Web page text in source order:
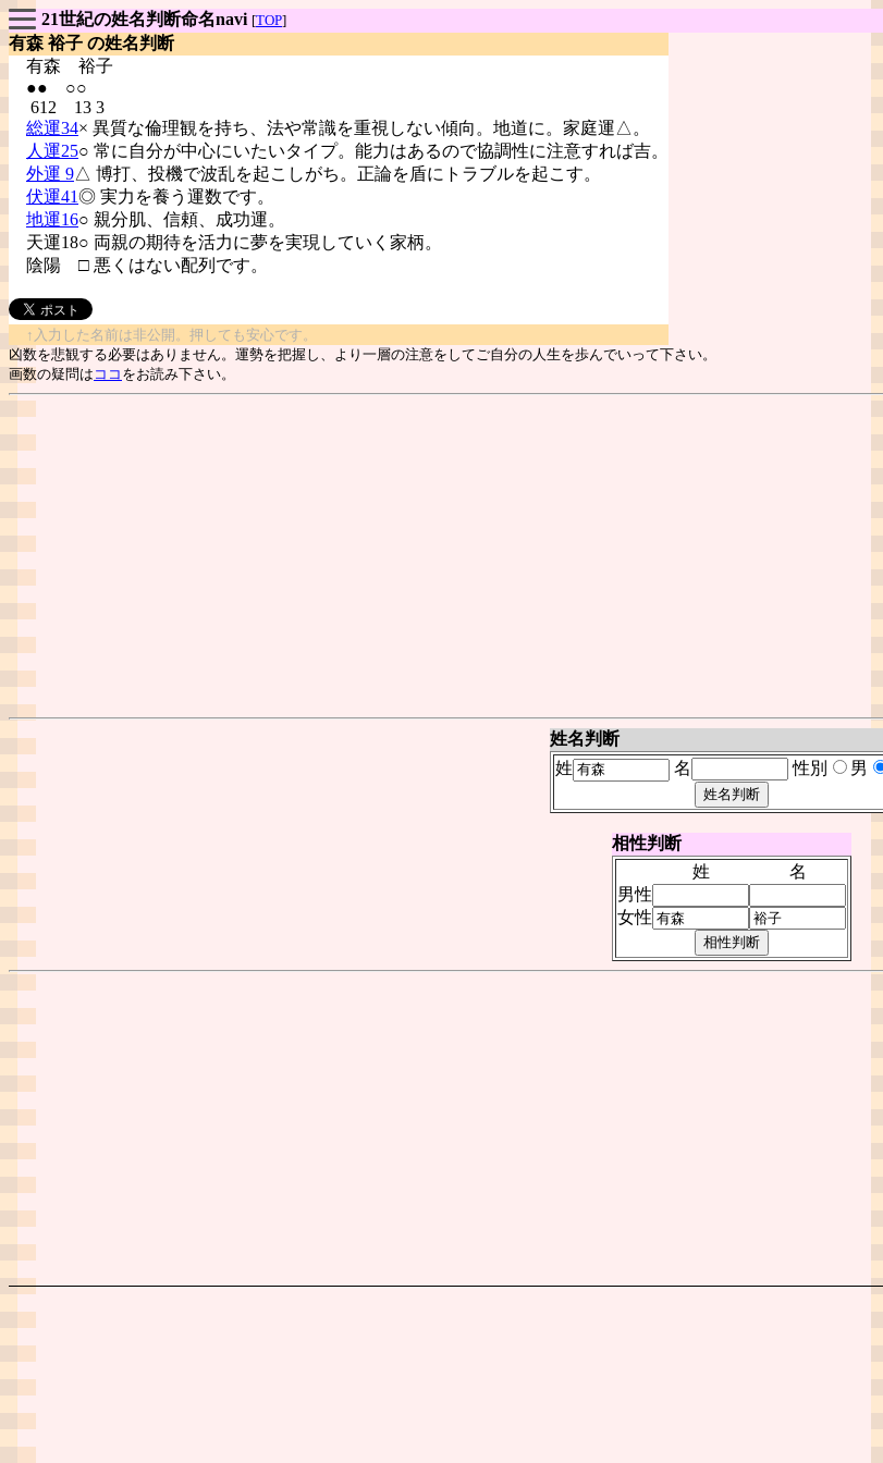
21世紀の姓名判断命名navi [TOP]
有森 裕子 の姓名判断
有森 裕子
●● ○○
612 13 3
総運34× 異質な倫理観を持ち、法や常識を重視しない傾向。地道に。家庭運△。
人運25○ 常に自分が中心にいたいタイプ。能力はあるので協調性に注意すれば吉。
外運 9△ 博打、投機で波乱を起こしがち。正論を盾にトラブルを起こす。
伏運41◎ 実力を養う運数です。
地運16○ 親分肌、信頼、成功運。
天運18○ 両親の期待を活力に夢を実現していく家柄。
陰陽 □ 悪くはない配列です。
↑入力した名前は非公開。押しても安心です。
凶数を悲観する必要はありません。運勢を把握し、より一層の注意をしてご自分の人生を歩んでいって下さい。
画数の疑問は ココ をお読み下さい。
姓名判断
姓
名 性別 男
相性判断
姓
名
男性
女性